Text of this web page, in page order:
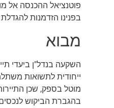
פוטנציאל ההכנסה אל
בפנינו הזדמנות להגדלת
מבוא
השקעה בנדל"ן ביעדי
ייחודית לתשואות
מוטל בספק, שכן
בהגברת הביקוש